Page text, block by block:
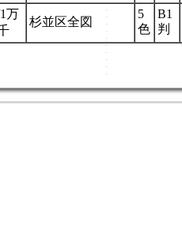
万
杉並区全図
5
色
B1
判